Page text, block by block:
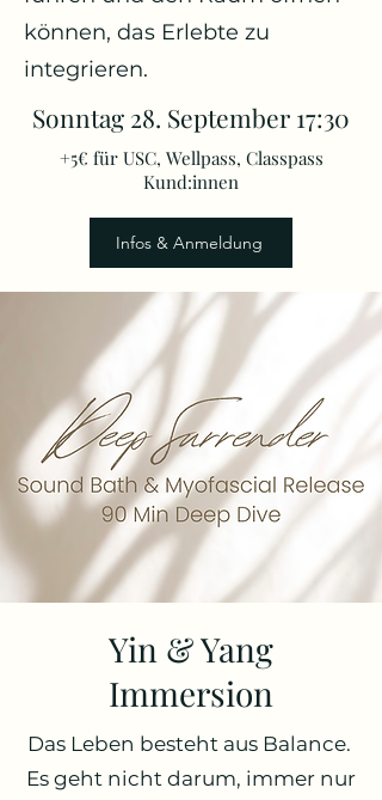
können, das Erlebte zu
integrieren.
Sonntag 28. September 17:30
+5€ für USC, Wellpass, Classpass
Kund:innen
Infos & Anmeldung
Yin & Yang
Immersion
Das Leben besteht aus Balance.
Es geht nicht darum, immer nur